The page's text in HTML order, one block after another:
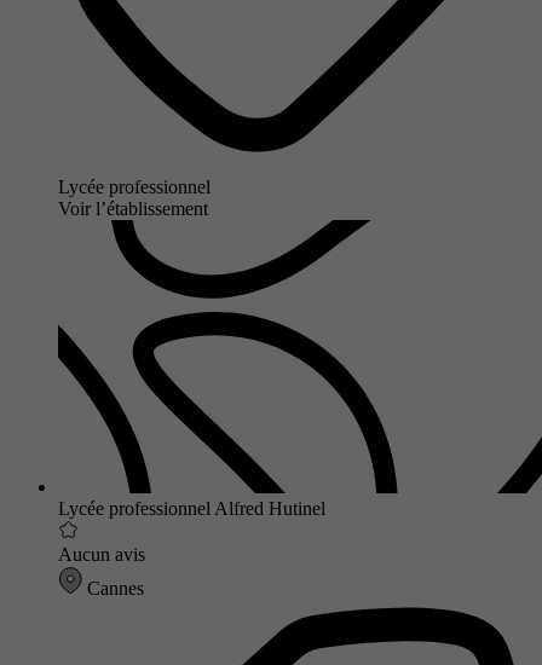
Lycée professionnel
Voir l’établissement
Lycée professionnel Alfred Hutinel
Aucun avis
Cannes